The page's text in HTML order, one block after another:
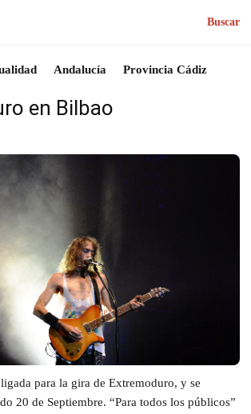
Buscar
Andalucía Provincia Cádiz
en Bilbao
para la gira de Extremoduro, y se
20 de Septiembre. “Para todos los públicos”